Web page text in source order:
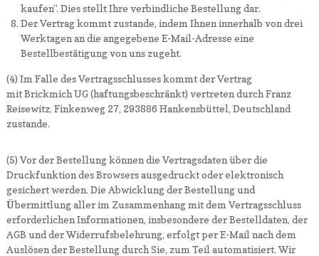
kaufen“. Dies stellt Ihre verbindliche Bestellung dar.
Der Vertrag kommt zustande, indem Ihnen innerhalb von drei
Werktagen an die angegebene E-Mail-Adresse eine
Bestellbestätigung von uns zugeht.
(4) Im Falle des Vertragsschlusses kommt der Vertrag
mit Brickmich UG (haftungsbeschränkt) vertreten durch Franz
Reisewitz, Finkenweg 27, 293886 Hankensbüttel, Deutschland
zustande.
(5) Vor der Bestellung können die Vertragsdaten über die
Druckfunktion des Browsers ausgedruckt oder elektronisch
gesichert werden. Die Abwicklung der Bestellung und
Übermittlung aller im Zusammenhang mit dem Vertragsschluss
erforderlichen Informationen, insbesondere der Bestelldaten, der
AGB und der Widerrufsbelehrung, erfolgt per E-Mail nach dem
Auslösen der Bestellung durch Sie, zum Teil automatisiert. Wir